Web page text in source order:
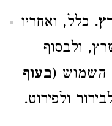
. כלל, ואחריו
ולבסוף
השמוש (בעוף
ולפירוט.